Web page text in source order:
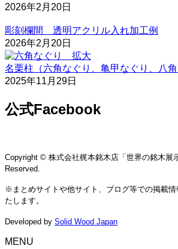
2026年2月20日
彫刻欄間 透明アクリル入れ加工例
2026年2月20日
名栗柱（六角なぐり、亀甲なぐり、八
2025年11月29日
公式Facebook
Copyright © 株式会社梶本銘木店「世界の銘木展
Reserved.
※まとめサイトや他サイト、ブログ等での掲載
たします。
Developed by Solid Wood Japan
MENU